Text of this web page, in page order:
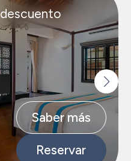
descuento
Saber más
Reservar